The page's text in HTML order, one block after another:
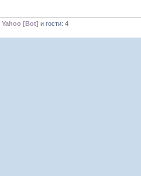
Yahoo [Bot] и гости: 4